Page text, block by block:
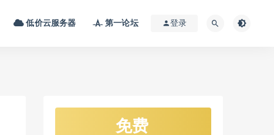
低价云服务器 第一论坛 登录
免费